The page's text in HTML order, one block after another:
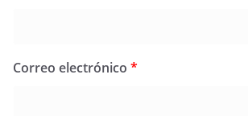
Correo electrónico *